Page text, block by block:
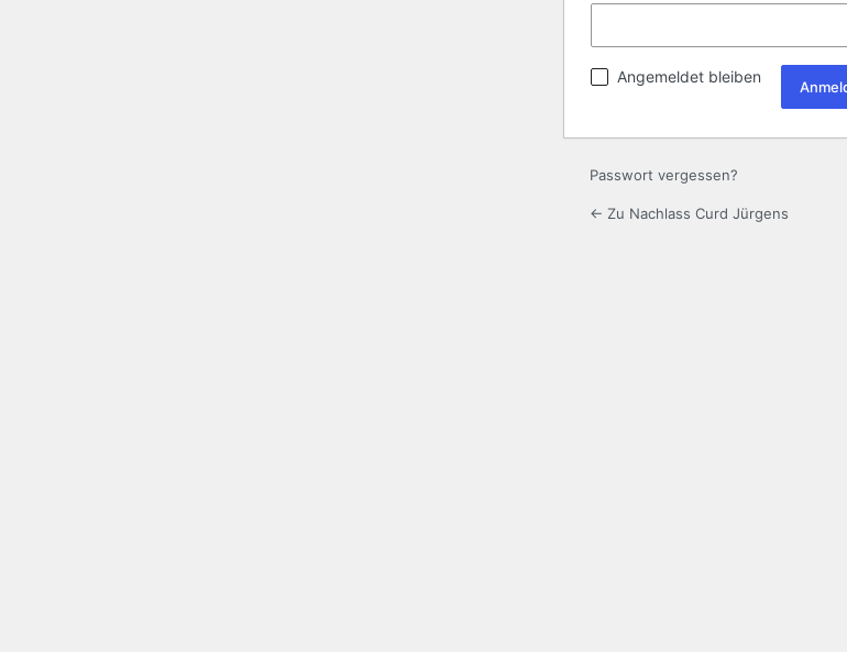
Angemeldet bleiben
Passwort vergessen?
← Zu Nachlass Curd Jürgens